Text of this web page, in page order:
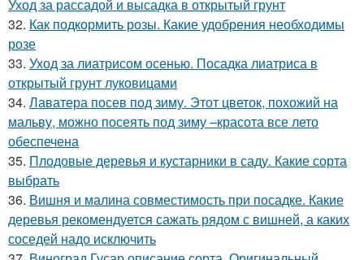
Уход за рассадой и высадка в открытый грунт
32. Как подкормить розы. Какие удобрения необходимы
розе
33. Уход за лиатрисом осенью. Посадка лиатриса в
открытый грунт луковицами
34. Лаватера посев под зиму. Этот цветок, похожий на
мальву, можно посеять под зиму –красота все лето
обеспечена
35. Плодовые деревья и кустарники в саду. Какие сорта
выбрать
36. Вишня и малина совместимость при посадке. Какие
деревья рекомендуется сажать рядом с вишней, а каких
соседей надо исключить